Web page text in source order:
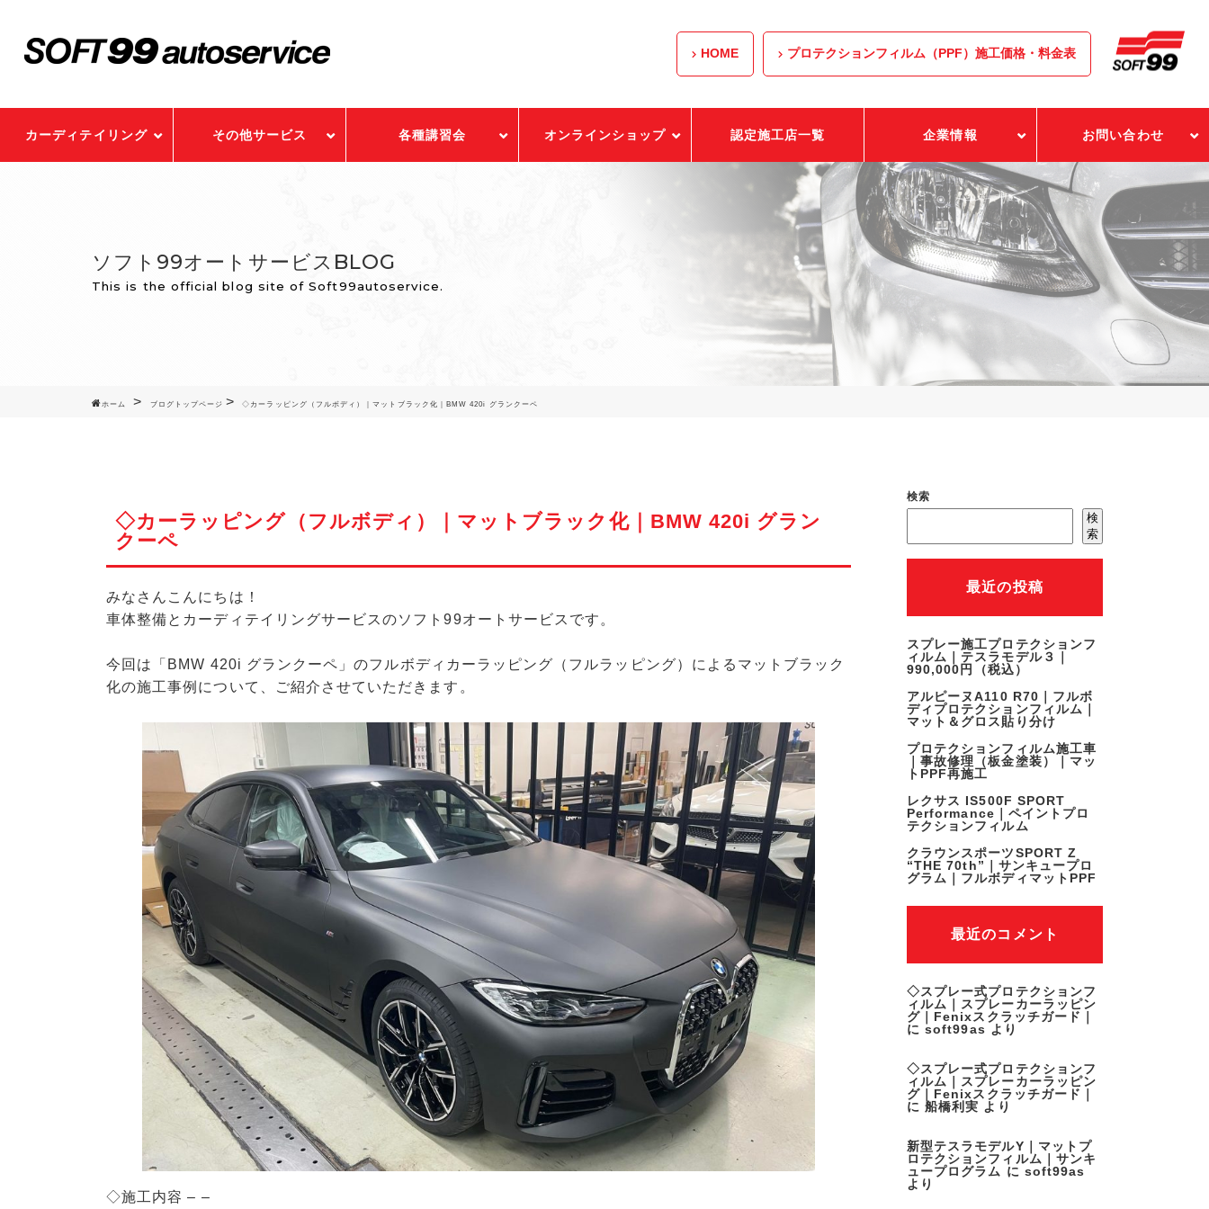
HOME プロテクションフィルム（PPF）施工価格・料金表
カーディテイリング その他サービス 各種講習会 オンラインショップ 認定施工店一覧 企業情報 お問い合わせ
ソフト99オートサービスBLOG
This is the official blog site of Soft99autoservice.
ホーム ブログトップページ ◇カーラッピング（フルボディ）｜マットブラック化｜BMW 420i グランクーペ
◇カーラッピング（フルボディ）｜マットブラック化｜BMW 420i グラン
クーペ
みなさんこんにちは！
車体整備とカーディテイリングサービスのソフト99オートサービスです。
今回は「BMW 420i グランクーペ」のフルボディカーラッピング（フルラッピング）によるマットブラック
化の施工事例について、ご紹介させていただきます。
◇施工内容 – –
検索
検
索
最近の投稿
スプレー施工プロテクションフ
ィルム｜テスラモデル３｜
990,000円（税込）
アルピーヌA110 R70｜フルボ
ディプロテクションフィルム｜
マット＆グロス貼り分け
プロテクションフィルム施工車
｜事故修理（板金塗装）｜マッ
トPPF再施工
レクサス IS500F SPORT
Performance｜ペイントプロ
テクションフィルム
クラウンスポーツSPORT Z
“THE 70th”｜サンキュープロ
グラム｜フルボディマットPPF
最近のコメント
◇スプレー式プロテクションフ
ィルム｜スプレーカーラッピン
グ｜Fenixスクラッチガード｜
にsoft99as より
◇スプレー式プロテクションフ
ィルム｜スプレーカーラッピン
グ｜Fenixスクラッチガード｜
に船橋利実 より
新型テスラモデルY｜マットプ
ロテクションフィルム｜サンキ
ュープログラム に soft99as
より